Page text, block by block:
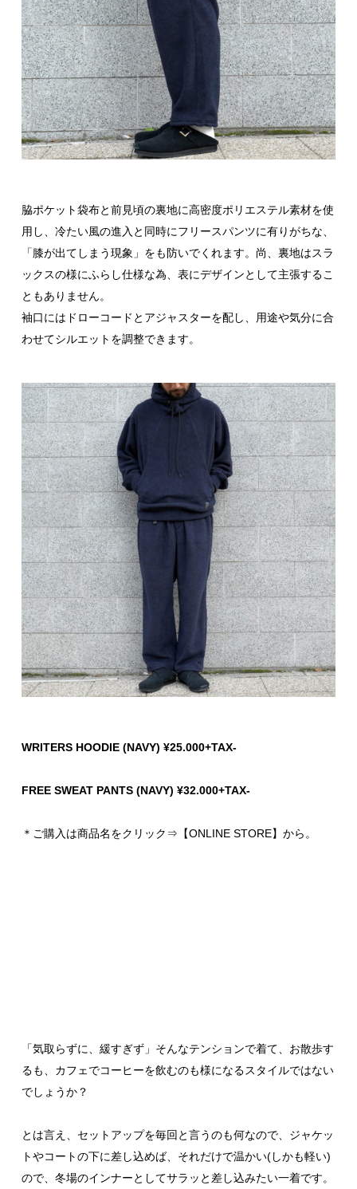
脇ポケット袋布と前見頃の裏地に高密度ポリエステル素材を使
用し、冷たい風の進入と同時にフリースパンツに有りがちな、
「膝が出てしまう現象」をも防いでくれます。尚、裏地はスラ
ックスの様にふらし仕様な為、表にデザインとして主張するこ
ともありません。
袖口にはドローコードとアジャスターを配し、用途や気分に合
わせてシルエットを調整できます。
WRITERS HOODIE (NAVY) ¥25.000+TAX-
FREE SWEAT PANTS (NAVY) ¥32.000+TAX-
＊ご購入は商品名をクリック⇒【ONLINE STORE】から。
「気取らずに、緩すぎず」そんなテンションで着て、お散歩す
るも、カフェでコーヒーを飲むのも様になるスタイルではない
でしょうか？
とは言え、セットアップを毎回と言うのも何なので、ジャケッ
トやコートの下に差し込めば、それだけで温かい(しかも軽い)
ので、冬場のインナーとしてサラッと差し込みたい一着です。